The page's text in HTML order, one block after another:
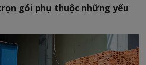
gói phụ thuộc những yếu